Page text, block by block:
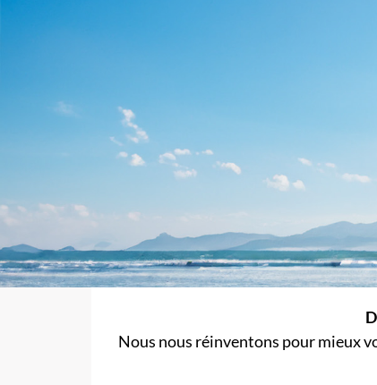
Nous nous réinventons pour mieux